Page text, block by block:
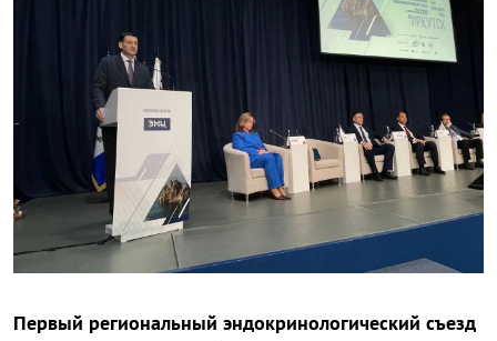
Первый региональный эндокринологический съезд